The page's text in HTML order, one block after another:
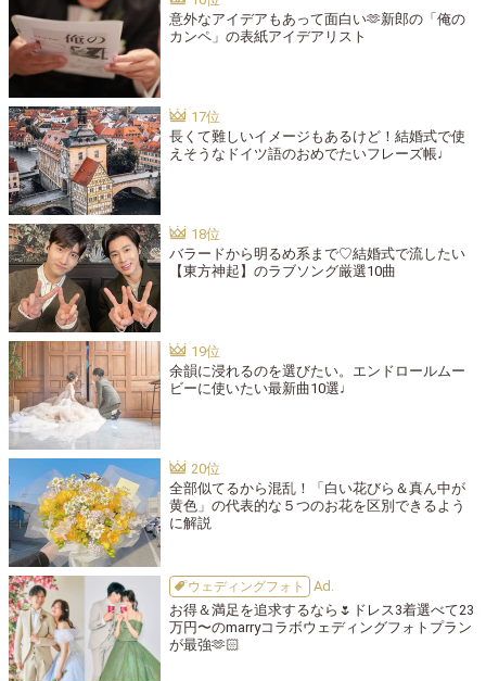
意外なアイデアもあって面白い🫶新郎の「俺の
カンペ」の表紙アイデアリスト
長くて難しいイメージもあるけど！結婚式で使
えそうなドイツ語のおめでたいフレーズ帳♩
バラードから明るめ系まで♡結婚式で流したい
【東方神起】のラブソング厳選10曲
余韻に浸れるのを選びたい。エンドロールムー
ビーに使いたい最新曲10選♩
全部似てるから混乱！「白い花びら＆真ん中が
黄色」の代表的な５つのお花を区別できるよう
に解説
ウェディングフォト
お得＆満足を追求するなら🌷ドレス3着選べて23
万円〜のmarryコラボウェディングフォトプラン
が最強🫶🏻